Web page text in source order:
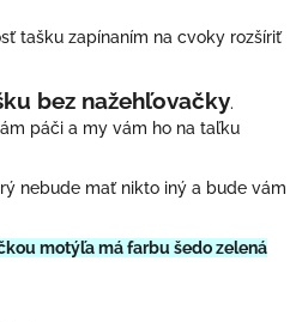
tašku zapínaním na cvoky rozšíriť
bez nažehľovačky.
páči a my vám ho na taľku
nebude mať nikto iný a bude vám
motýľa má farbu šedo zelená